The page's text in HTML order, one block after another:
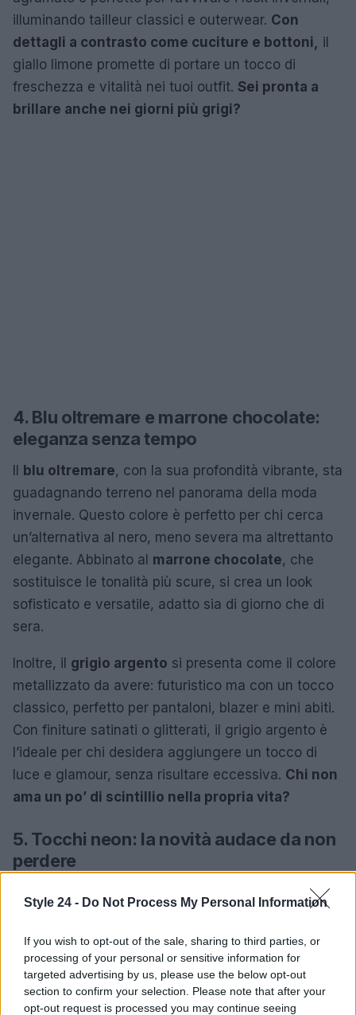
Style 24 - Do Not Process My Personal Information
If you wish to opt-out of the sale, sharing to third parties, or
processing of your personal or sensitive information for
targeted advertising by us, please use the below opt-out
section to confirm your selection. Please note that after your
opt-out request is processed you may continue seeing
illuminando tailleur classici e outerwear. Con
dettagli a contrasto come cuciture e bottoni,
il
giallo limone promette di portare un tocco di
freschezza e vitalità nei tuoi outfit. Sei pronta a
brillare anche nei giorni più grigi?
4. Blu oltremare e marrone chocolate:
eleganza senza tempo
Il blu oltremare, con la sua profondità vibrante, sta
guadagnando terreno nel panorama della moda
invernale. Questo colore è perfetto per chi cerca
un’alternativa al nero, meno severa ma altrettanto
elegante. Abbinato al marrone chocolate, che
sostituisce le tonalità più scure, si crea un look
sofisticato e versatile, adatto sia di giorno che di
sera.
Inoltre, il grigio argento si presenta come il colore
metallizzato da avere: futuristico ma con un tocco
classico, perfetto per pantaloni, blazer e mini abiti.
Con finiture satinati o glitterati, il grigio argento è
l’ideale per chi desidera aggiungere un tocco di
luce e glamour, senza risultare eccessiva. Chi non
ama un po’ di scintillio nella propria vita?
5. Tocchi neon: la novità audace da non
perdere
tocchi neon!
Sfumature come verde acido, fucsia fluo e
arancione vitaminico si fanno spazio come accenti
intelligenti in outfit rigorosi.Questi colori non
sono invadenti, ma piuttosto danno ritmo e
vivacità a ogni look. Indossati su cinture, borse e